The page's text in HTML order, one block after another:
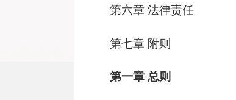
第六章法律责任
第七章 附则
第一章总则